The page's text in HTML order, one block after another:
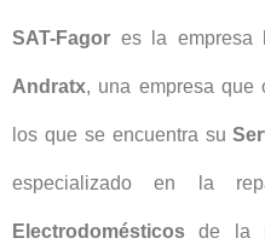
SAT-Fagor es la empresa
Andratx, una empresa que
los que se encuentra su
especializado en la
Electrodomésticos de la